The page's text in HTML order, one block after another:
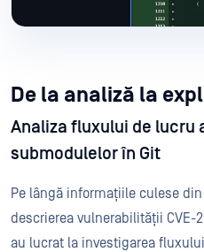
De la analiză la
Analiza fluxului de lucru
submodulelor în Git
Pe lângă informațiile culese
descrierea vulnerabilității CVE-
au lucrat la investigarea